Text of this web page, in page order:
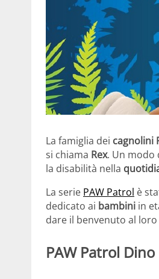
La famiglia dei cagnolini
si chiama Rex. Un modo
la disabilità nella
La serie PAW Patrol è
dedicato ai bambini in
dare il benvenuto al
PAW Patrol